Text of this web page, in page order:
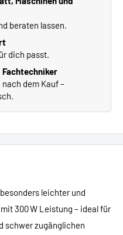
beraten lassen.
dich passt.
dem Kauf –
leichter und
300 W Leistung – ideal für
schwer zugänglichen